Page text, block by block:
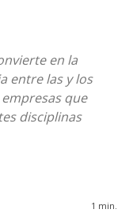
en la
entre las y los
que
disciplinas
1 min.